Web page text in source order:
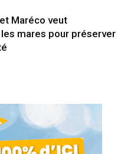
Maréco veut
mares pour préserver